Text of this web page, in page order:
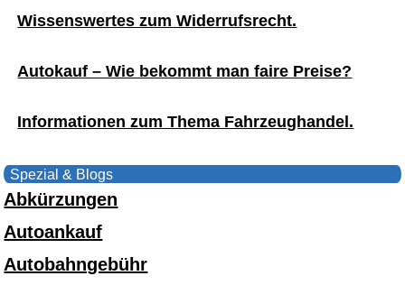
Wissenswertes zum Widerrufsrecht.
Autokauf – Wie bekommt man faire Preise?
Informationen zum Thema Fahrzeughandel.
Spezial & Blogs
Abkürzungen
Autoankauf
Autobahngebühr